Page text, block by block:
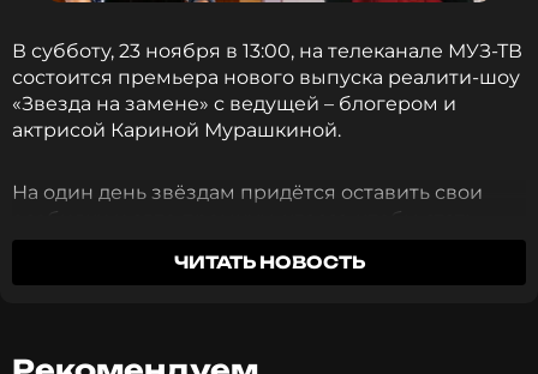
В субботу, 23 ноября в 13:00, на телеканале МУЗ-ТВ
состоится премьера нового выпуска реалити-шоу
«Звезда на замене» с ведущей – блогером и
актрисой Кариной Мурашкиной.
На один день звёздам придётся оставить свои
особняки и авто премиум-класса, чтобы стать
обычным человеком и выполнить повседневные
занятия простых людей – сходить в поликлинику,
ЧИТАТЬ НОВОСТЬ